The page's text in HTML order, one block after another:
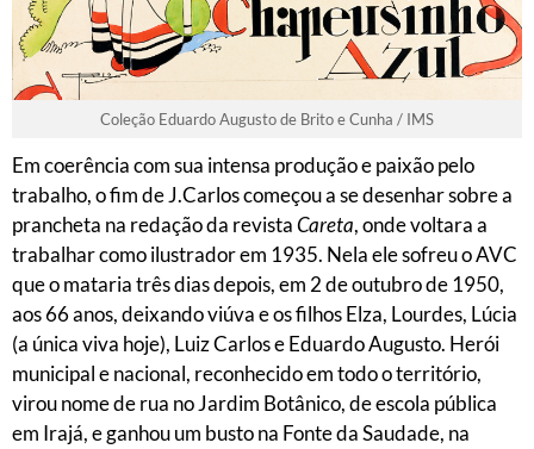
Coleção Eduardo Augusto de Brito e Cunha / IMS
Em coerência com sua intensa produção e paixão pelo
trabalho, o fim de J.Carlos começou a se desenhar sobre a
prancheta na redação da revistaCareta, onde voltara a
trabalhar como ilustrador em 1935. Nela ele sofreu o AVC
que o mataria três dias depois, em 2 de outubro de 1950,
aos 66 anos, deixando viúva e os filhos Elza, Lourdes, Lúcia
(a única viva hoje), Luiz Carlos e Eduardo Augusto. Herói
municipal e nacional, reconhecido em todo o território,
virou nome de rua no Jardim Botânico, de escola pública
em Irajá, e ganhou um busto na Fonte da Saudade, na